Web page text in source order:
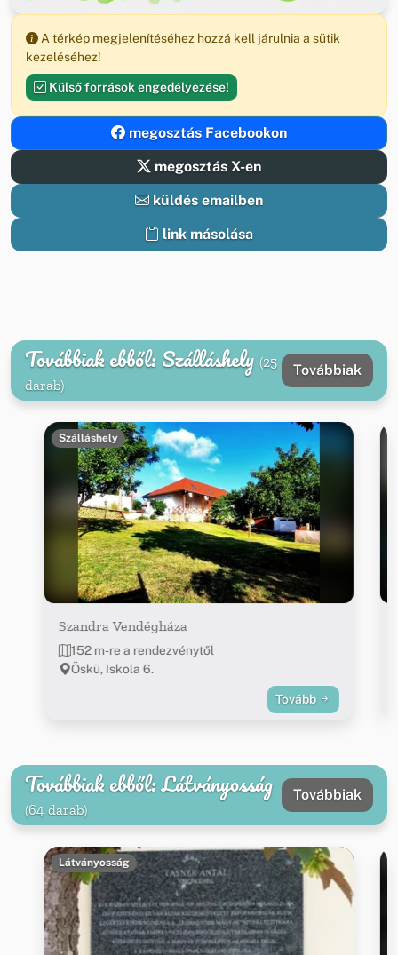
A térkép megjelenítéséhez hozzá kell járulnia a sütik
kezeléséhez!
Külső források engedélyezése!
megosztás Facebookon
megosztás X-en
küldés emailben
link másolása
Továbbiak ebből: Szálláshely (25
darab)
Továbbiak
Szálláshely
Szandra Vendégháza
152 m-re a rendezvénytől
Öskü, Iskola 6.
Tovább
Továbbiak ebből: Látványosság
(64 darab)
Továbbiak
Látványosság